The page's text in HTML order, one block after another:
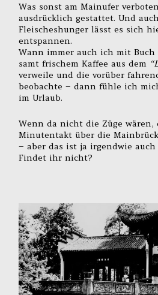
Was sonst am Mainufer
ausdrücklich gestattet. Und
Fleischeshunger lässt es sich
entspannen.
Wann immer auch ich mit
samt frischem Kaffee aus dem
verweile und die vorüber
beobachte – dann fühle ich
im Urlaub.
Wenn da nicht die Züge wären,
Minutentakt über die
– aber das ist ja irgendwie
Findet ihr nicht?